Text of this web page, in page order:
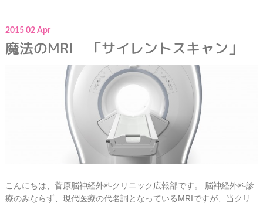
2015 02 Apr
魔法のMRI 「サイレントスキャン」
こんにちは、菅原脳神経外科クリニック広報部です。 脳神経外科診
療のみならず、現代医療の代名詞となっているMRIですが、当クリ